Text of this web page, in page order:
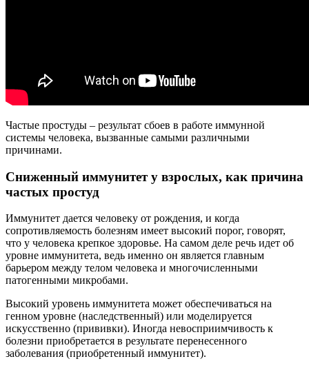
Частые простуды – результат сбоев в работе иммунной
системы человека, вызванные самыми различными
причинами.
Сниженный иммунитет у взрослых, как причина
частых простуд
Иммунитет дается человеку от рождения, и когда
сопротивляемость болезням имеет высокий порог, говорят,
что у человека крепкое здоровье. На самом деле речь идет об
уровне иммунитета, ведь именно он является главным
барьером между телом человека и многочисленными
патогенными микробами.
Высокий уровень иммунитета может обеспечиваться на
генном уровне (наследственный) или моделируется
искусственно (прививки). Иногда невосприимчивость к
болезни приобретается в результате перенесенного
заболевания (приобретенный иммунитет).